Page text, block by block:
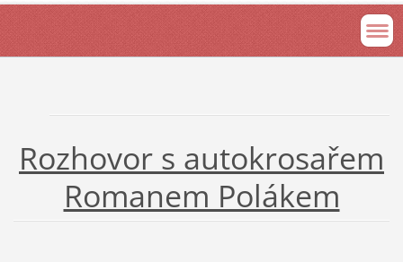
Rozhovor s autokrosařem
Romanem Polákem